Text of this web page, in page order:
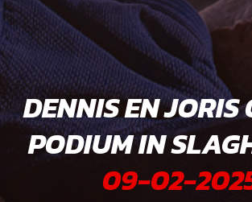
DENNIS EN JORIS
PODIUM IN
09-02-